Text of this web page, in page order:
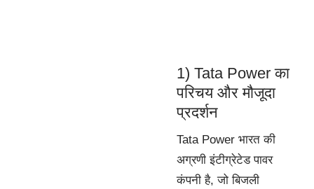
1) Tata Power का
परिचय और मौजूदा
प्रदर्शन
Tata Power भारत की
अग्रणी इंटीग्रेटेड पावर
कंपनी है, जो बिजली